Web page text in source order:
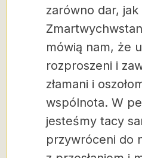
zarówno dar,
mówią nam, że
rozproszeni i
złamani i
wspólnota. W
jesteśmy tacy
przywróceni do